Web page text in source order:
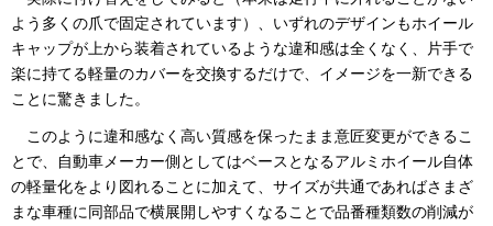
よう多くの爪で固定されています）、いずれのデザインもホイール
キャップが上から装着されているような違和感は全くなく、片手で
楽に持てる軽量のカバーを交換するだけで、イメージを一新できる
ことに驚きました。
このように違和感なく高い質感を保ったまま意匠変更ができるこ
とで、自動車メーカー側としてはベースとなるアルミホイール自体
の軽量化をより図れることに加えて、サイズが共通であればさまざ
まな車種に同部品で横展開しやすくなることで品番種類数の削減が